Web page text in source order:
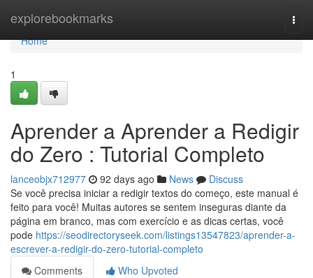
explorebookmarks
Home
Home
1
Aprender a Aprender a Redigir
do Zero : Tutorial Completo
lanceobjx712977 92 days ago News
Discuss
Se você precisa iniciar a redigir textos do começo, este manual é
feito para você! Muitas autores se sentem inseguras diante da
página em branco, mas com exercício e as dicas certas, você
pode https://seodirectoryseek.com/listings13547823/aprender-a-
escrever-a-redigir-do-zero-tutorial-completo
Comments
Who Upvoted